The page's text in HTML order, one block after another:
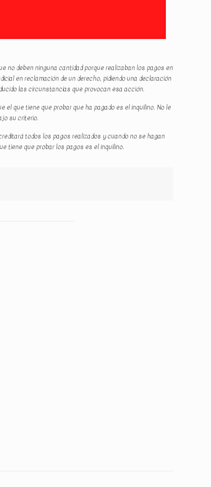
no deben ninguna cantidad porque realizaban los pagos en
en reclamación de un derecho, pidiendo una declaración
las circunstancias que provocan esa acción.
que tiene que probar que ha pagado es el inquilino. No le
su criterio.
todos los pagos realizados y cuando no se hagan
tiene que probar los pagos es el inquilino.